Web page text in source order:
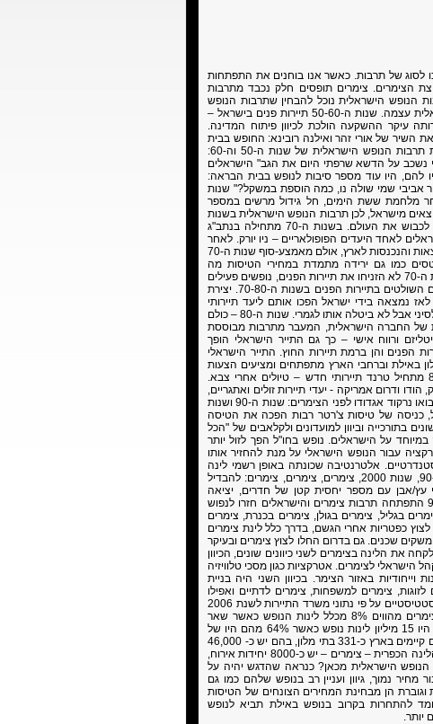
לסוג של תרבות. כאשר אנו בוחנים את התפתחות
הצימרים. צימרים תופסים חלק נכבד מתרבות
הנופש הישראלית נוכל להבחין שתרבות הנופש
התפתחה בד בבד עם השינויים שחלו בתרבות הישראלית עצמה. שנות ה-50-60 תיירות פנים בישראל –
עדיין בצעירותה עיקר ההשקעה הולכת לכיוון פיתוח המדינה.
השיר של אורי זהר ואילנה רובינא: החופש בבית
הבראה. מילות השיר שכתב חיים חפר די ממצות את תרבות הנופש הישראלית של שנות ה-50 וה-60:
נשכב על הדשא שרפתי היום את הגב" הישראלים
להם, היו עוד מספר סיבות לנופש בבית הבראה:
אביבי שמי שולה נו, כמה הוספת במשקל?" שנות
מלחמת ששת הימים, חל גידול מרשים במספר
מישראל, לכן תרבות הנופש הישראלית בשנות
ה-70-80 היא עם הפנים החוצה. הישראלים יוצאים לכבוש את העולם. בשנות ה-70 מתחילה בנתב"ג
לאחד היעדים הפופולאריים – ניו יורק. לאחר
מלחמת יום הכיפורים ישנה דעיכה בכמות הטיסות היוצאות והנכנסות לארץ, אולם מאמצע-סוף שנות ה-70
כמו גם ירידה מתמדת במחירי הטיסות מה
שממשיך את הנטייה של הישראלים לטוס לחו"ל. שנות ה-70 לא הזניחו את תיירות הפנים, נופשים פעילים
וחופשות מאורגנות של ועדי עובדים אלה הם הנופשים השולטים בתיירות הפנים בשנות ה-70-80. יצירת
נמצאה בידי ישראל הפכו אותם ליעד תיירותי
לוהט. החזרת סיני למצריים שינתה את אופי התיירות לסיני אבל לא ביטלה אותו לגמרי. שנות ה-80 – כולם
ההתברגנות של החברה הישראלית, המעבר מתרבות מבוססת
ורווח אישי – כך גם התייר הישראלי הופך
הפנים והן ברמת תיירות החוץ. התייר הישראלי
באילת וברחבי הארץ מתפתחים ומציעים הצעות
מפתות יותר לתייר הישראלי. לקראת סוף שנות ה-80 מתחיל טרנד תיירותי חדש – טיולים אחרי צבא.
ודרום אמריקה - יעדי תיירות זולים ואתגריים,
המתאימים לחיילים לאחר הצבא. תחילת שנות ה-90 בואו נרקוד אגדודו לפני הצימרים: שנות ה-90 ושנות
כניסה של טיסות צ'רטר רבות הפכה את הטיסה
בתורכייה וביוון למועדונים ולקלאבים של "הכל
על הישראלים. נופש בחו"ל הפך לזול יותר
עבור הנופש הישראלי על מנת להחזיר אותו
אלטרנטיבה שכונתה באופן רשמי לינה
כפרית, ובאופן פחות רשמי – צימרים. אמצע שנות ה-90, שנות 2000, צימרים, צימרים, צימרים: להבדיל
עץ/אבן עם מספר יחסית קטן של חדרים, יציאה
מהשטח העירוני לינה באזור כפרי. במהלך שנות ה-90 התפתחה תרבות צימרים והישראלים חזרו לנפוש
בגליל, צימרים בגולן, צימרים בכנרת, צימרים
לצוץ כפטריות אחרי הגשם, בדרך כלל לינת צימרים
שכנים. גם בדרום החלו לצוץ צימרים ובעיקר
את הלינה בצימרים לשני כיוונים שונים, הכיוון
לצימרים. אטרקציות כגון מסכי טלוויזיה
וייחודיות באזור הצימר. בכיוון השני היה בניית
צימרים למשפחות, צימרים לדתיים ואפילו
צימרים לזוגות חד מיניים. צימרים, בתי מלון – נתונים סטטיסטיים על פי נתוני משרד התיירות לשנת 2006
– 85% מכלל לינות הנופש בארץ הנם בבתי מלון, צימרים מהווים 8% מכלל לינות הנופש כאשר שאר
הלינות הם בבתי ספר שדה ובאכסניות. בשנת 2006 היו 15 מיליון לינות נופש כאשר 64% מהם היו של
ישראלים. 47% מכלל לינות הישראלים היו באילת. כיום קיימים בארץ כ-331 בתי מלון, בהם יש כ- 46,000
חדרים, הם מהווים 77% מסך חדרי האירוח. התחום הלינה הכפרית – צימרים – יש כ-8000 יחידות אירוח,
תרבות הנופש הישראלית מכאן? כנראה שהדגש יהיה על
מחיר נמוך, גיוון ועניין רב בנופש שלהם כמו גם
וגוברת הן מבחינת המחירים הצונחים של הטיסות
להתחרות בקרוב בנופש באילת תביא לנופש
יותר.